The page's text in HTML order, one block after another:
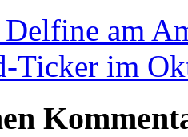
am
Ticker im